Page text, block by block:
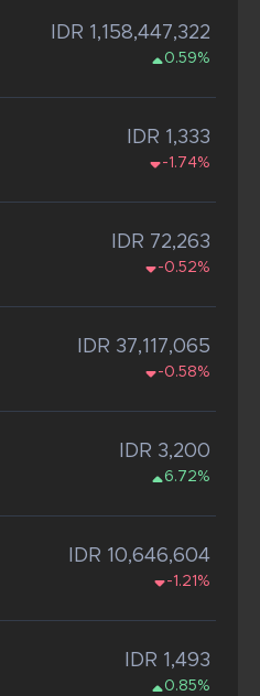
IDR 1,158,447,322
0.59%
IDR 1,333
-1.74%
IDR 72,263
-0.52%
IDR 37,117,065
-0.58%
IDR 3,200
6.72%
IDR 10,646,604
-1.21%
IDR 1,493
0.85%